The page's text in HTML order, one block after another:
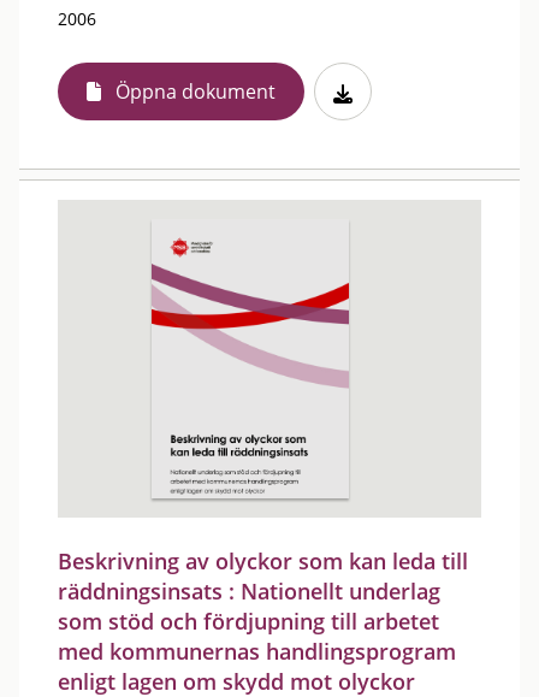
2006
Öppna dokument
Beskrivning av olyckor som kan leda till
räddningsinsats : Nationellt underlag
som stöd och fördjupning till arbetet
med kommunernas handlingsprogram
enligt lagen om skydd mot olyckor